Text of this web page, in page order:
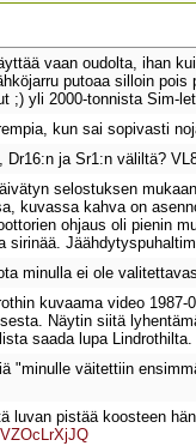
vaan oudolta, ihan
putoaa silloin
;) yli 2000-tonnista Sim-
kun sai sopivasti
ja Sr1:n väliltä?
selostuksen
kuvassa kahva on
ohjaus oli pienin
minulla ei ole
kuvaama video
Näytin siitä
saada lupa Lindrothilta.
"minulle väitettiin
luvan pistää koosteen